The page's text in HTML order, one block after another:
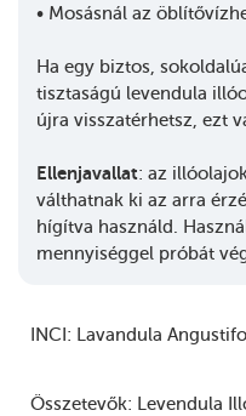
• Mosásnál az
Ha egy biztos,
tisztaságú levendula
újra visszatérhetsz, ezt
Ellenjavallat: az
válthatnak ki az arra
hígítva használd.
mennyiséggel próbát
INCI: Lavandula
Összetevők: Levendula